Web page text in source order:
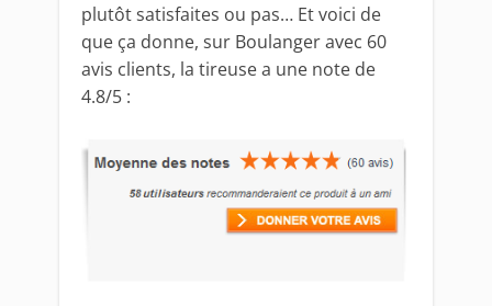
plutôt satisfaites ou pas… Et voici de
que ça donne, sur Boulanger avec 60
avis clients, la tireuse a une note de
4.8/5 :